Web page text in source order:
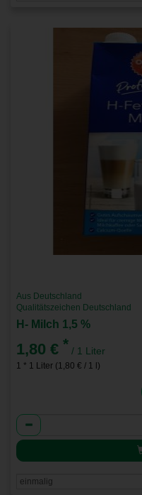
Aus Deutschland
Qualitätszeichen Deutschland
H- Milch 1,5 %
1,80 € * / 1 Liter
1 * 1 Liter (1,80 € / 1 l)
Anzahl